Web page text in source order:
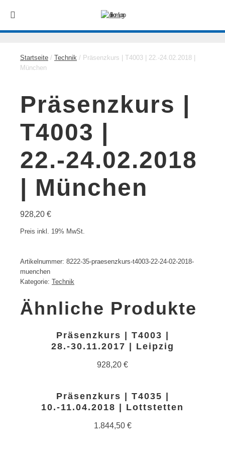
Startseite / Technik / Präsenzkurs | T4003 | 22.-24.02.2018 |
München
Präsenzkurs |
T4003 |
22.-24.02.2018
| München
928,20 €
Preis inkl. 19% MwSt.
Artikelnummer: 8222-35-praesenzkurs-t4003-22-24-02-2018-
muenchen
Kategorie: Technik
Ähnliche Produkte
Präsenzkurs | T4003 |
28.-30.11.2017 | Leipzig
928,20 €
Präsenzkurs | T4035 |
10.-11.04.2018 | Lottstetten
1.844,50 €